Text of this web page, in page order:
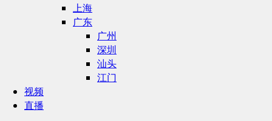
上海
广东
广州
深圳
汕头
江门
视频
直播